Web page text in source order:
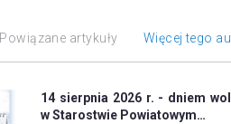
Powiązane artykuły Więcej tego
14 sierpnia 2026 r. - dniem
w Starostwie Powiatowym…